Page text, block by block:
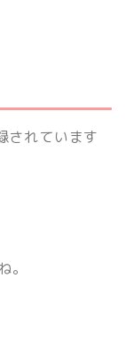
されています